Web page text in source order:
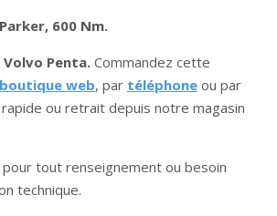
600 Nm.
Penta. Commandez cette
boutique web, par téléphone ou par
rapide ou retrait depuis notre magasin
tout renseignement ou besoin
technique.